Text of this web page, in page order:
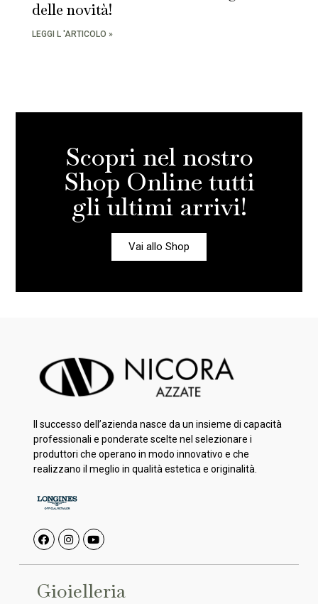
delle novità!
LEGGI L 'ARTICOLO »
Scopri nel nostro
Shop Online tutti
gli ultimi arrivi!
Vai allo Shop
Il successo dell’azienda nasce da un insieme di capacità
professionali e ponderate scelte nel selezionare i
produttori che operano in modo innovativo e che
realizzano il meglio in qualità estetica e originalità.
Gioielleria